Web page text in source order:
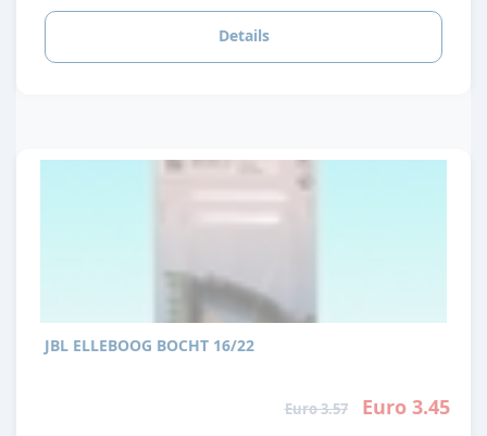
Details
JBL ELLEBOOG BOCHT 16/22
Euro 3.57 Euro 3.45